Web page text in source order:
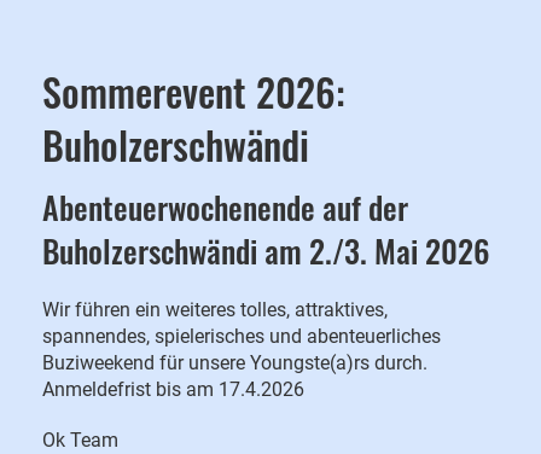
Sommerevent 2026:
Buholzerschwändi
Abenteuerwochenende auf der
Buholzerschwändi am 2./3. Mai 2026
Wir führen ein weiteres tolles, attraktives,
spannendes, spielerisches und abenteuerliches
Buziweekend für unsere Youngste(a)rs durch.
Anmeldefrist bis am 17.4.2026
Ok Team